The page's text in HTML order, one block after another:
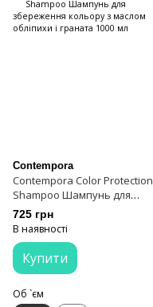
Contempora
Contempora Color Protection
Shampoo Шампунь для
збереження кольору з
маслом обліпихи і граната
725 грн
В наявності
Купити
Об `єм